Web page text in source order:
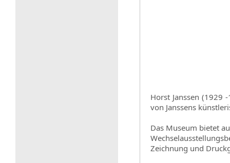
Horst Janssen (1929
von Janssens
Das Museum bietet
Zeichnung und